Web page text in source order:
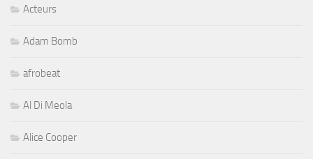
Acteurs
Adam Bomb
afrobeat
Al Di Meola
Alice Cooper